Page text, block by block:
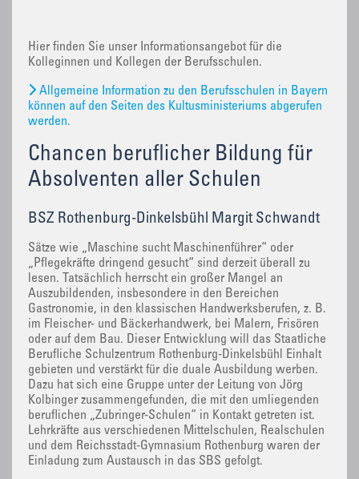
Hier finden Sie unser Informationsangebot für die
Kolleginnen und Kollegen der Berufsschulen.
Allgemeine Information zu den Berufsschulen in Bayern
können auf den Seiten des Kultusministeriums abgerufen
werden.
Chancen beruflicher Bildung für
Absolventen aller Schulen
BSZ Rothenburg-Dinkelsbühl Margit Schwandt
Sätze wie „Maschine sucht Maschinenführer“ oder
„Pflegekräfte dringend gesucht“ sind derzeit überall zu
lesen. Tatsächlich herrscht ein großer Mangel an
Auszubildenden, insbesondere in den Bereichen
Gastronomie, in den klassischen Handwerksberufen, z. B.
im Fleischer- und Bäckerhandwerk, bei Malern, Frisören
oder auf dem Bau. Dieser Entwicklung will das Staatliche
Berufliche Schulzentrum Rothenburg-Dinkelsbühl Einhalt
gebieten und verstärkt für die duale Ausbildung werben.
Dazu hat sich eine Gruppe unter der Leitung von Jörg
Kolbinger zusammengefunden, die mit den umliegenden
beruflichen „Zubringer-Schulen“ in Kontakt getreten ist.
Lehrkräfte aus verschiedenen Mittelschulen, Realschulen
und dem Reichsstadt-Gymnasium Rothenburg waren der
Einladung zum Austausch in das SBS gefolgt.